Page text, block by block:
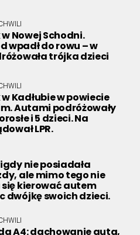
Nowej Schodni.
wpadł do rowu – w
trójka dzieci
Kadłubie w powiecie
Autami podróżowały
i 5 dzieci. Na
LPR.
nie posiadała
ale mimo tego nie
się kierować autem
dwójkę swoich dzieci.
A4: dachowanie auta,